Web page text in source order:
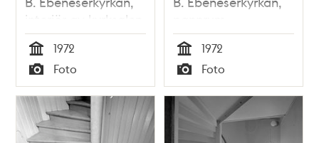
interiör av kyrksalen.
Nuvarande
Söderhöjdskyrkan
Tid
1972
Typ
Foto
Nuvarande
Söderhöjdskyrkan
Tid
1972
Typ
Foto